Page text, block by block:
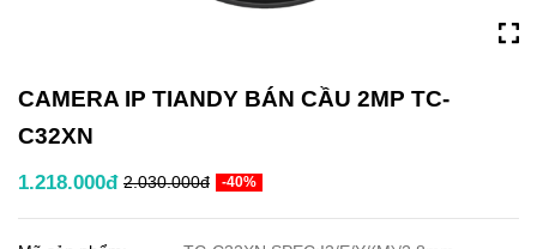
CAMERA IP TIANDY BÁN CẦU 2MP TC-
C32XN
1.218.000đ 2.030.000đ -40%